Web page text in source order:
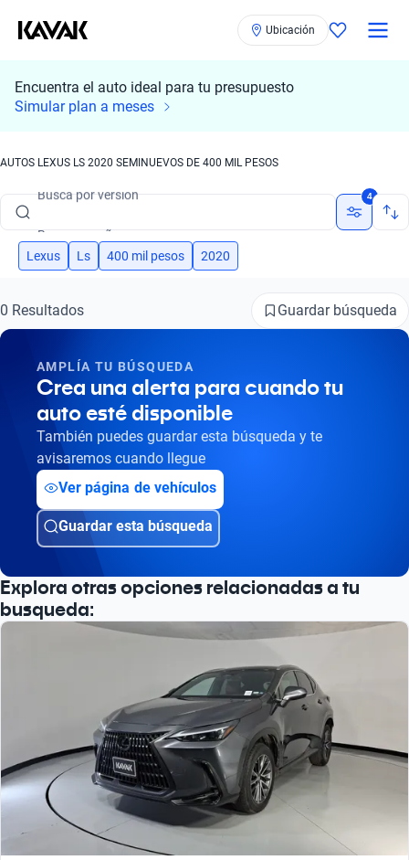
Ubicación
Encuentra el auto ideal para tu presupuesto
Simular plan a meses
AUTOS LEXUS LS 2020 SEMINUEVOS DE 400 MIL PESOS
Busca por marca
Busca por marca
Busca por versión
Busca por año
4
Lexus Ls 400 mil pesos 2020
0 Resultados Guardar búsqueda
AMPLÍA TU BÚSQUEDA
Crea una alerta para cuando tu
auto esté disponible
También puedes guardar esta búsqueda y te
avisaremos cuando llegue
Ver página de vehículos
Guardar esta búsqueda
Explora otras opciones relacionadas a tu
busqueda: